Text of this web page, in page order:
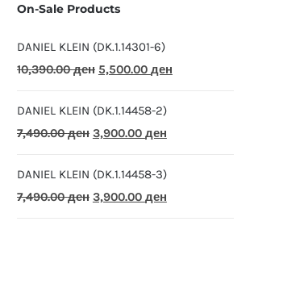
On-Sale Products
DANIEL KLEIN (DK.1.14301-6)
10,390.00ден Original
was:
10,390.00 ден.
5,500.00 денCurrent
DANIEL KLEIN (DK.1.14458-2)
7,490.00ден Original
was:
7,490.00 ден.
3,900.00 денCurrent
is:
3,900.00 ден.
DANIEL KLEIN (DK.1.14458-3)
7,490.00ден Original
3,900.00 денCurrent